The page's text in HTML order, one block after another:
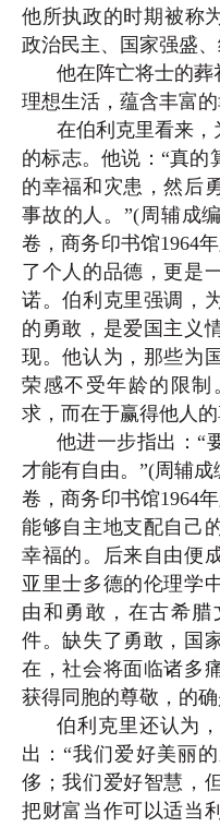
他所执政的时期被称
政治民主、国家强盛、
他在阵亡将士的
理想生活，蕴含丰富的
在伯利克里看来
的标志。他说：“真的
的幸福和灾患，然后
事故的人。”(周辅成
卷，商务印书馆1964
了个人的品德，更是
诺。伯利克里强调，
的勇敢，是爱国主义
现。他认为，那些为
荣感不受年龄的限制
求，而在于赢得他人
他进一步指出：“
才能有自由。”(周辅成
卷，商务印书馆1964
能够自主地支配自己
幸福的。后来自由便
亚里士多德的伦理学
由和勇敢，在古希
件。缺失了勇敢，国
在，社会将面临诸多
获得同胞的尊敬，的确
伯利克里还认为
出：“我们爱好美丽
侈；我们爱好智慧，
把财富当作可以适当